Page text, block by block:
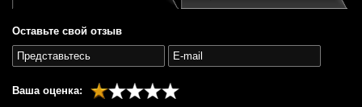
Оставьте свой отзыв
Ваша оценка: